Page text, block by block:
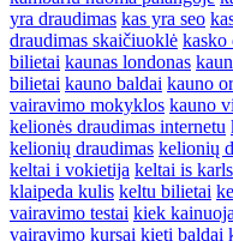
yra draudimas kas yra seo
draudimas skaičiuoklė kasko
bilietai kaunas londonas
bilietai kauno baldai kauno
vairavimo mokyklos kauno
kelionės draudimas internetu
kelionių draudimas kelionių
keltai i vokietija keltai is
klaipeda kulis keltu bilietai
vairavimo testai kiek
vairavimo kursai kieti baldai